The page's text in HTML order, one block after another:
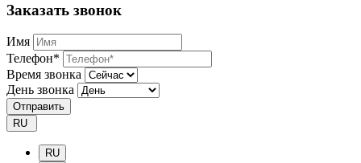
Заказать звонок
Имя
Телефон*
Время звонка
День звонка
Отправить
RU
RU